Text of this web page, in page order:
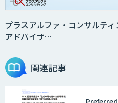
プラスアルファ・コンサルテ
アドバイザ…
関連記事